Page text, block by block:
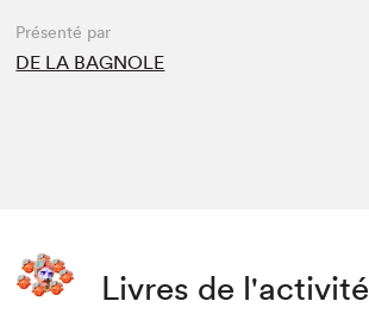
Présenté par
DE LA BAGNOLE
Livres de l'activité